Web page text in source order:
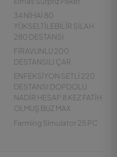
34 NİHAİ 80
YÜKSELTİLEBİLİR SİLAH
280 DESTANSI
FİRAVUNLU 200
DESTANSILI ÇAR
ENFEKSİYON SETLİ 220
DESTANSI DOPDOLU
NADİR HESAP 8 KEZ FATİH
OLMUŞ BUZ MAX
Farming Simulator 25 PC